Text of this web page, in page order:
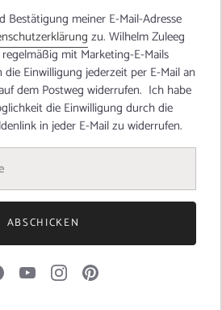
Stofftraum einmal gefühlt, kommt man
wieder los.
Panamastretch in der Farbe
aus der Burda easy 04/2022
Details wieder mal etwas ganz
Lest unbedingt mehr über die
interessanten
cm
18% Viskose, 18% Baumwolle, 3%
Bestätigung meiner E-Mail-Adresse
zu. Wilhelm Zuleeg
mit Marketing-E-Mails
Einwilligung jederzeit per E-Mail an
dem Postweg widerrufen. Ich habe
die Einwilligung durch die
in jeder E-Mail zu widerrufen.
ABSCHICKEN